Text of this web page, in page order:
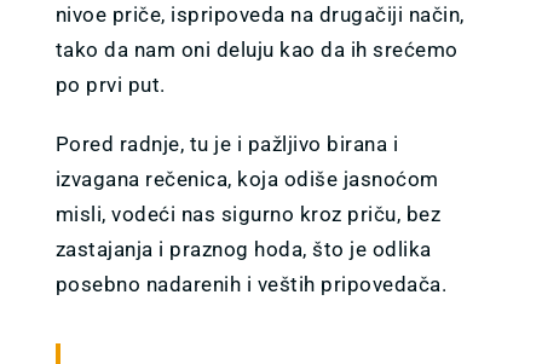
nivoe priče, ispripoveda na drugačiji način,
tako da nam oni deluju kao da ih srećemo
po prvi put.
Pored radnje, tu je i pažljivo birana i
izvagana rečenica, koja odiše jasnoćom
misli, vodeći nas sigurno kroz priču, bez
zastajanja i praznog hoda, što je odlika
posebno nadarenih i veštih pripovedača.